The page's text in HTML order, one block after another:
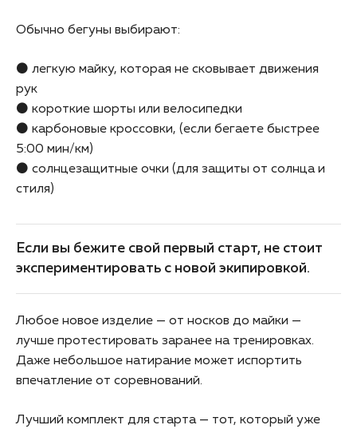
Обычно бегуны выбирают:
⚫ легкую майку, которая не сковывает движения
рук
⚫ короткие шорты или велосипедки
⚫ карбоновые кроссовки, (если бегаете быстрее
5:00 мин/км)
⚫ солнцезащитные очки (для защиты от солнца и
стиля)
Если вы бежите свой первый старт, не стоит
экспериментировать с новой экипировкой.
Любое новое изделие — от носков до майки —
лучше протестировать заранее на тренировках.
Даже небольшое натирание может испортить
впечатление от соревнований.
Лучший комплект для старта — тот, который уже